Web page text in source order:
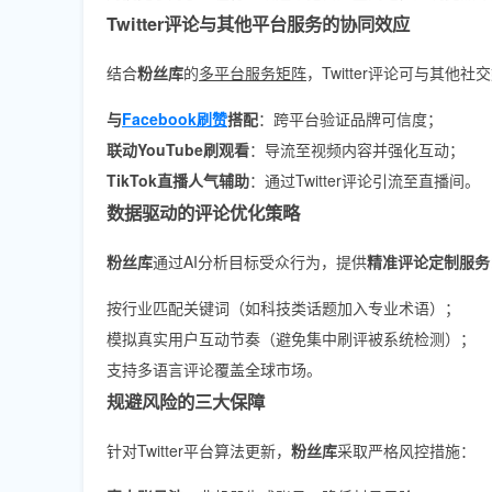
Twitter评论与其他平台服务的协同效应
结合粉丝库的多平台服务矩阵，Twitter评论可与其他社
与Facebook刷赞搭配：跨平台验证品牌可信度；
联动YouTube刷观看：导流至视频内容并强化互动；
TikTok直播人气辅助：通过Twitter评论引流至直播间。
数据驱动的评论优化策略
粉丝库通过AI分析目标受众行为，提供精准评论定制服务
按行业匹配关键词（如科技类话题加入专业术语）；
模拟真实用户互动节奏（避免集中刷评被系统检测）；
支持多语言评论覆盖全球市场。
规避风险的三大保障
针对Twitter平台算法更新， 粉丝库采取严格风控措施：